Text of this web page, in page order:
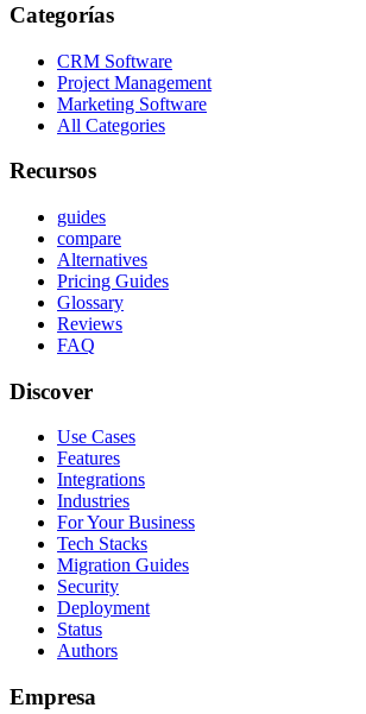
Categorías
CRM Software
Project Management
Marketing Software
All Categories
Recursos
guides
compare
Alternatives
Pricing Guides
Glossary
Reviews
FAQ
Discover
Use Cases
Features
Integrations
Industries
For Your Business
Tech Stacks
Migration Guides
Security
Deployment
Status
Authors
Empresa